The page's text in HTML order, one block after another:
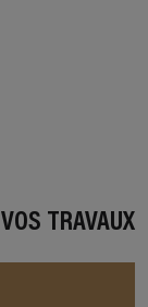
TRAVAUX